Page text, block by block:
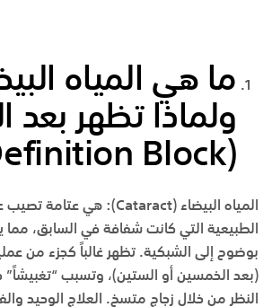
ما هي المياه
ولماذا تظهر بعد الـ
(Definition Block)
المياه البيضاء (Cataract):
هي عتامة تصيب
الطبيعية التي كانت شفافة في السابق، مما
بوضوح إلى الشبكية. تظهر غالباً كجزء من
(بعد الخمسين أو الستين)، وتسبب “تغبيشاً”
النظر من خلال زجاج متسخ. العلاج الوحيد